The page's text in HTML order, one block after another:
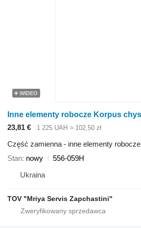
WIDEO
23,81 € 1 225 UAH ≈ 102,50 zł
Część zamienna - inne elementy robocze
Stan nowy
556-059H
Ukraina
TOV "Mriya Servis Zapchastini"